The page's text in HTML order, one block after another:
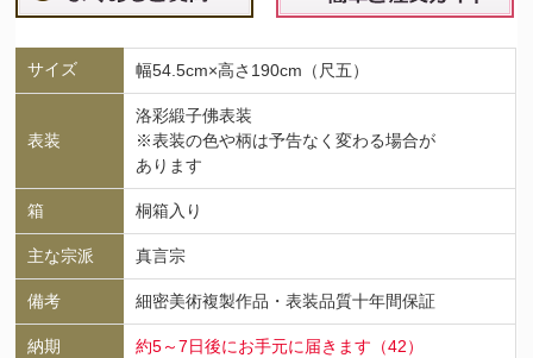
サイズ 幅54.5cm×高さ190cm（尺五）
表装
洛彩緞子佛表装
※表装の色や柄は予告なく変わる場合が
あります
箱 桐箱入り
主な宗派 真言宗
備考 細密美術複製作品・表装品質十年間保証
納期 約5～7日後にお手元に届きます（42）